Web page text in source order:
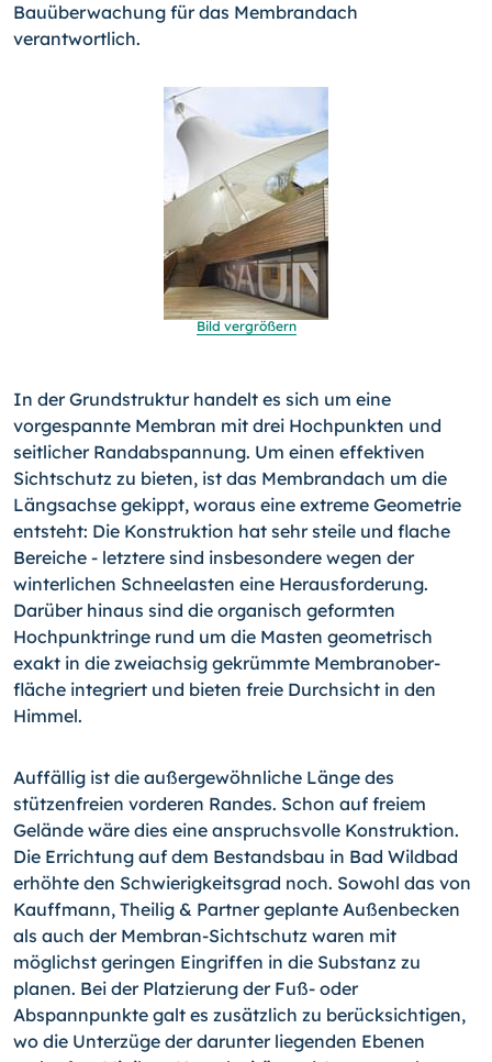
Bauüberwa­chung für das Membrandach
verantwortlich.
Bild vergrößern
In der Grundstruktur handelt es sich um eine
vorgespannte Membran mit drei Hochpunkten und
seitlicher Randabspannung. Um einen effektiven
Sichtschutz zu bieten, ist das Membran­dach um die
Längsachse gekippt, woraus eine extreme Geo­metrie
entsteht: Die Konstruktion hat sehr steile und flache
Bereiche - letztere sind insbesondere wegen der
winterlichen Schneelasten eine Herausforderung.
Darüber hinaus sind die organisch geformten
Hochpunktringe rund um die Masten geo­metrisch
exakt in die zweiachsig gekrümmte Membranober­
fläche integriert und bieten freie Durchsicht in den
Himmel.
Auffällig ist die außergewöhnliche Länge des
stützenfreien vorderen Randes. Schon auf freiem
Gelände wäre dies eine anspruchsvolle Konstruktion.
Die Errichtung auf dem Bestands­bau in Bad Wildbad
er­höhte den Schwierigkeitsgrad noch. Sowohl das von
Kauffmann, Theilig & Partner ge­plante Außenbecken
als auch der Membran-Sichtschutz waren mit
möglichst geringen Eingriffen in die Substanz zu
planen. Bei der Platzierung der Fuß- oder
Abspannpunkte galt es zusätzlich zu berücksichtigen,
wo die Unterzüge der da­runter liegenden Ebe­nen